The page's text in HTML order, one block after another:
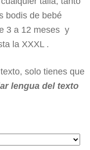
bodis de bebé
3 a 12 meses y
la XXXL .
solo tienes que
lengua del texto